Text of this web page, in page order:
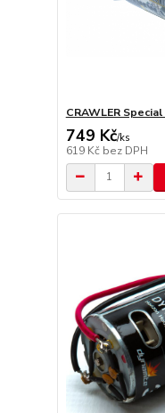
CRAWLER
749 Kč/ks
619 Kč bez DPH